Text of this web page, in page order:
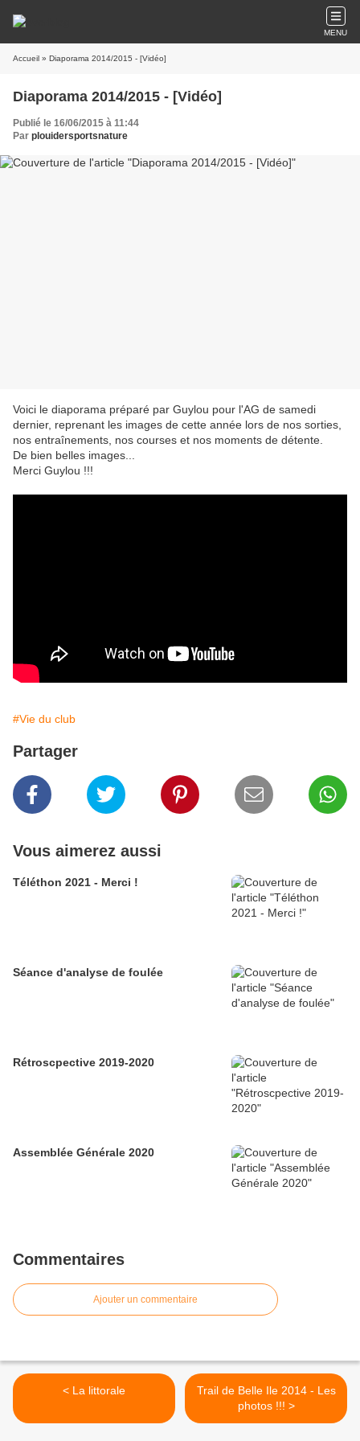
MENU
Accueil » Diaporama 2014/2015 - [Vidéo]
Diaporama 2014/2015 - [Vidéo]
Publié le 16/06/2015 à 11:44
Par plouidersportsnature
Voici le diaporama préparé par Guylou pour l'AG de samedi
dernier, reprenant les images de cette année lors de nos sorties,
nos entraînements, nos courses et nos moments de détente.
De bien belles images...
Merci Guylou !!!
#Vie du club
Partager
Vous aimerez aussi
Téléthon 2021 - Merci !
Séance d'analyse de foulée
Rétroscpective 2019-2020
Assemblée Générale 2020
Commentaires
Ajouter un commentaire
< La littorale
Trail de Belle Ile 2014 - Les
photos !!! >